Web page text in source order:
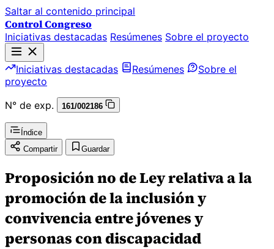
Saltar al contenido principal
Control Congreso
Iniciativas destacadas Resúmenes Sobre el proyecto
Iniciativas destacadas Resúmenes
Sobre el
proyecto
N° de exp.
161/002186
Índice
Compartir
Guardar
Proposición no de Ley relativa a la
promoción de la inclusión y
convivencia entre jóvenes y
personas con discapacidad